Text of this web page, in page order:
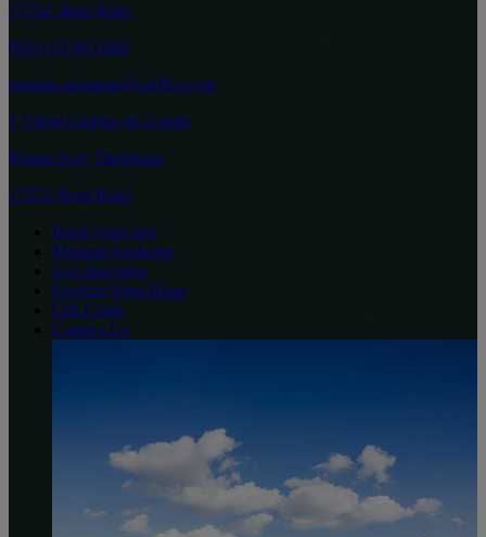
17252 Siem Reap
(855) 63 963 888
bookus.siemreap@raffles.com
1 Vithei Charles de Gaulle
Khum Svay Dangkum
17252 Siem Reap
Book your stay
Manage bookings
Get directions
Explore Siem Reap
Gift Cards
Contact Us